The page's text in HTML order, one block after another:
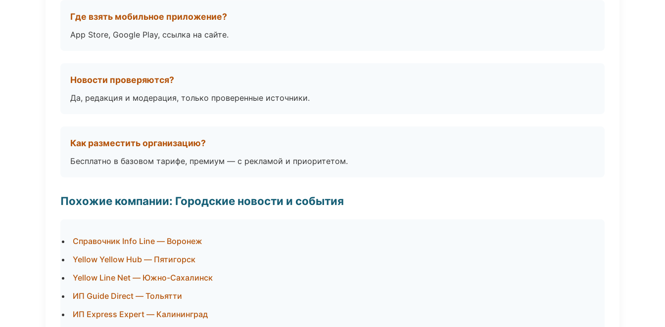
Где взять мобильное приложение?
App Store, Google Play, ссылка на сайте.
Новости проверяются?
Да, редакция и модерация, только проверенные источники.
Как разместить организацию?
Бесплатно в базовом тарифе, премиум — с рекламой и приоритетом.
Похожие компании: Городские новости и события
Справочник Info Line — Воронеж
Yellow Yellow Hub — Пятигорск
Yellow Line Net — Южно-Сахалинск
ИП Guide Direct — Тольятти
ИП Express Expert — Калининград